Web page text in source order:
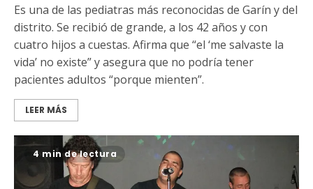
Es una de las pediatras más reconocidas de Garín y del
distrito. Se recibió de grande, a los 42 años y con
cuatro hijos a cuestas. Afirma que “el ‘me salvaste la
vida’ no existe” y asegura que no podría tener
pacientes adultos “porque mienten”.
LEER MÁS
4 min de lectura